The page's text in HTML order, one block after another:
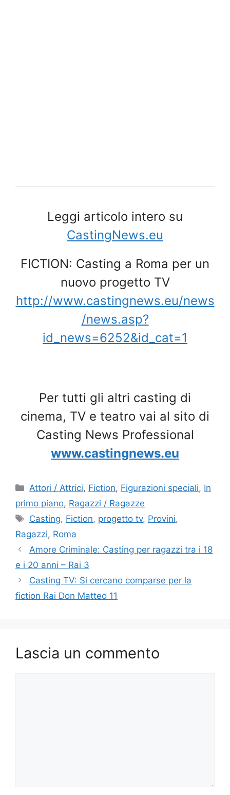
Leggi articolo intero su
CastingNews.eu
FICTION: Casting a Roma per un
nuovo progetto TV
http://www.castingnews.eu/news
/news.asp?
id_news=6252&id_cat=1
Per tutti gli altri casting di
cinema, TV e teatro vai al sito di
Casting News Professional
www.castingnews.eu
Categorie
Attori / Attrici, Fiction, Figurazioni speciali, In
primo piano, Ragazzi / Ragazze
Tag
Casting, Fiction, progetto tv, Provini,
Ragazzi, Roma
Amore Criminale: Casting per ragazzi tra i 18
e i 20 anni – Rai 3
Casting TV: Si cercano comparse per la
fiction Rai Don Matteo 11
Lascia un commento